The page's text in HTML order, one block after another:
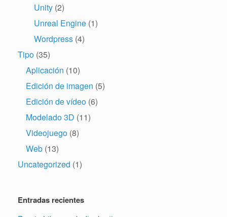
Unity (2)
Unreal Engine (1)
Wordpress (4)
Tipo (35)
Aplicación (10)
Edición de imagen (5)
Edición de vídeo (6)
Modelado 3D (11)
Videojuego (8)
Web (13)
Uncategorized (1)
Entradas recientes